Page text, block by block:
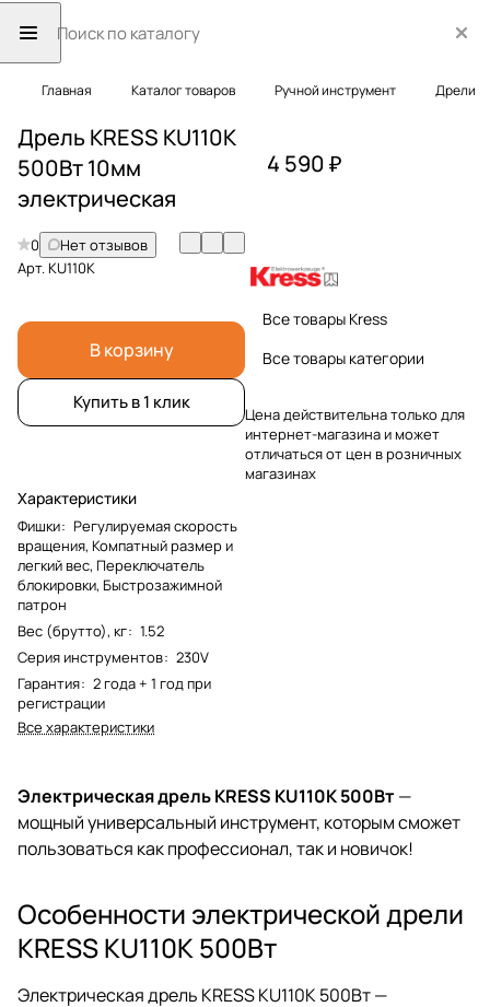
Главная Каталог товаров Ручной инструмент Дрели
Дрель KRESS KU110K
500Вт 10мм
электрическая
0
Нет отзывов
Арт.KU110K
В корзину
Купить в 1 клик
Характеристики
Фишки: Регулируемая скорость
вращения, Компатный размер и
легкий вес, Переключатель
блокировки, Быстрозажимной
патрон
Вес (брутто), кг: 1.52
Серия инструментов: 230V
Гарантия: 2 года + 1 год при
регистрации
Все характеристики
4 590 ₽
Все товары Kress
Все товары категории
Цена действительна только для
интернет-магазина и может
отличаться от цен в розничных
магазинах
Электрическая дрель KRESS KU110K 500Вт—
мощный универсальный инструмент, которым сможет
пользоваться как профессионал, так и новичок!
Особенности электрической дрели
KRESS KU110K 500Вт
Электрическая дрель KRESS KU110K 500Вт —